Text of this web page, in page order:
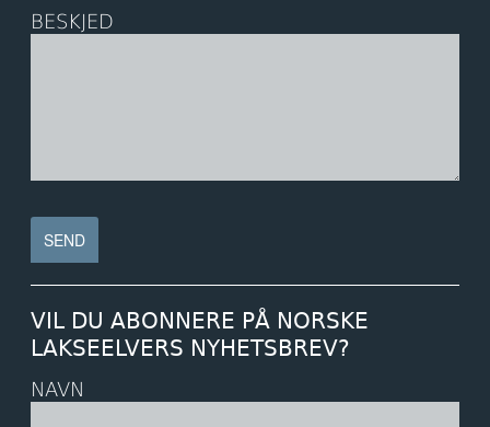
BESKJED
VIL DU ABONNERE PÅ NORSKE
LAKSEELVERS NYHETSBREV?
NAVN